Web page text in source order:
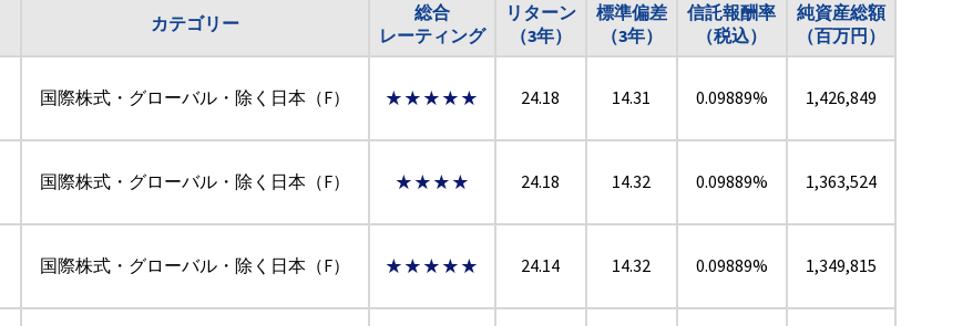
カテゴリー
総合
レーティング
リターン
（3年）
標準偏差
（3年）
信託報酬率
（税込）
純資産総額
（百万円）
国際株式・グローバル・除く日本（F） ★★★★★ 24.18 14.31 0.09889% 1,426,849
国際株式・グローバル・除く日本（F） ★★★★ 24.18 14.32 0.09889% 1,363,524
国際株式・グローバル・除く日本（F） ★★★★★ 24.14 14.32 0.09889% 1,349,815